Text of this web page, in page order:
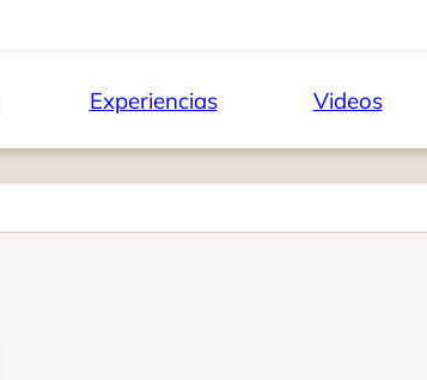
Experiencias Videos